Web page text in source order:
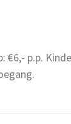
€6,- p.p.